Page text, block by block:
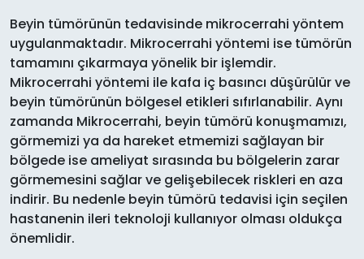
Beyin tümörünün tedavisinde mikrocerrahi yöntem
uygulanmaktadır. Mikrocerrahi yöntemi ise tümörün
tamamını çıkarmaya yönelik bir işlemdir.
Mikrocerrahi yöntemi ile kafa iç basıncı düşürülür ve
beyin tümörünün bölgesel etikleri sıfırlanabilir. Aynı
zamanda Mikrocerrahi, beyin tümörü konuşmamızı,
görmemizi ya da hareket etmemizi sağlayan bir
bölgede ise ameliyat sırasında bu bölgelerin zarar
görmemesini sağlar ve gelişebilecek riskleri en aza
indirir. Bu nedenle beyin tümörü tedavisi için seçilen
hastanenin ileri teknoloji kullanıyor olması oldukça
önemlidir.